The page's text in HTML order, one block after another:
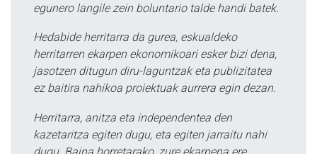
egunero langile zein boluntario talde handi batek.
Hedabide herritarra da gurea, eskualdeko
herritarren ekarpen ekonomikoari esker bizi dena,
jasotzen ditugun diru-laguntzak eta publizitatea
ez baitira nahikoa proiektuak aurrera egin dezan.
Herritarra, anitza eta independentea den
kazetaritza egiten dugu, eta egiten jarraitu nahi